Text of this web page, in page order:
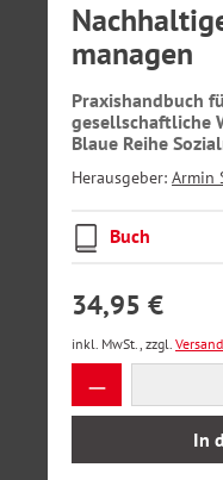
managen
Praxishandbuch
gesellschaftliche
Blaue Reihe
Herausgeber: Armin
Buch
34,95 €
inkl. MwSt., zzgl.
Produkt
In